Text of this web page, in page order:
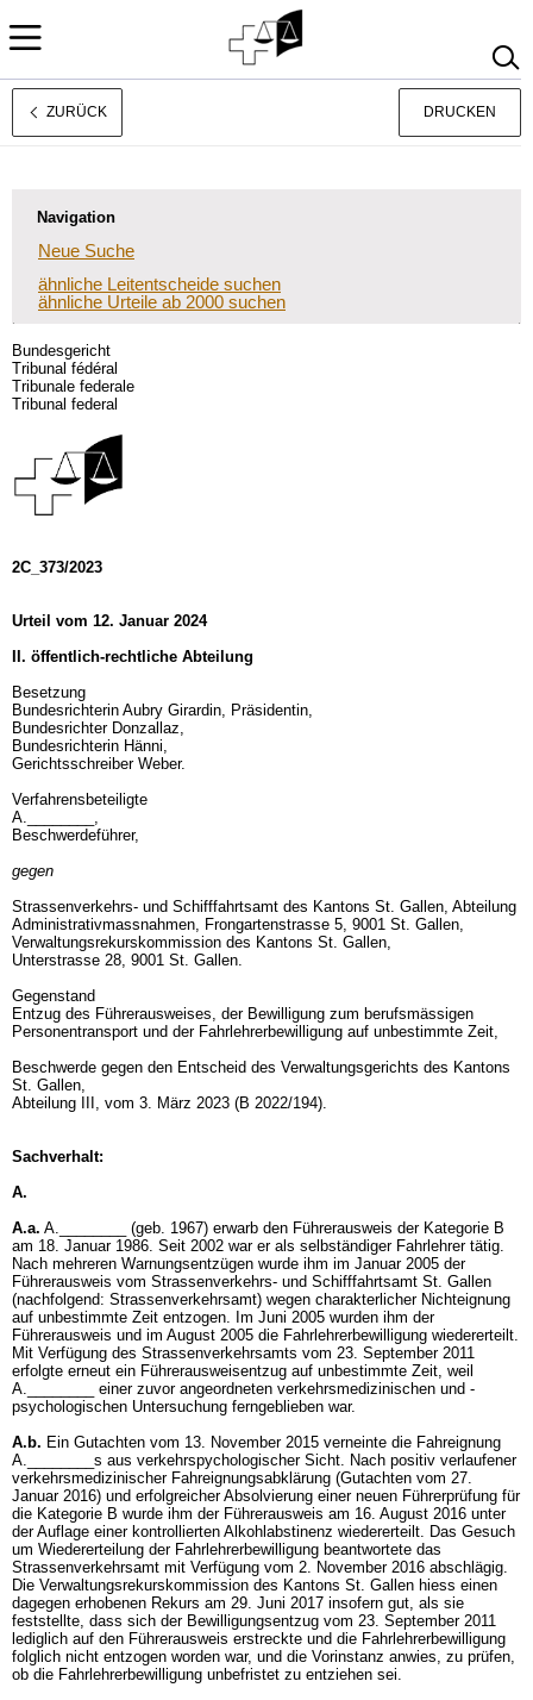
Français
ZURÜCK DRUCKEN
Navigation
Neue Suche
ähnliche Leitentscheide suchen
ähnliche Urteile ab 2000 suchen
Bundesgericht
Tribunal fédéral
Tribunale federale
Tribunal federal
2C_373/2023
Urteil vom 12. Januar 2024
II. öffentlich-rechtliche Abteilung
Besetzung
Bundesrichterin Aubry Girardin, Präsidentin,
Bundesrichter Donzallaz,
Bundesrichterin Hänni,
Gerichtsschreiber Weber.
Verfahrensbeteiligte
A.________,
Beschwerdeführer,
gegen
Strassenverkehrs- und Schifffahrtsamt des Kantons St. Gallen, Abteilung
Administrativmassnahmen, Frongartenstrasse 5, 9001 St. Gallen,
Verwaltungsrekurskommission des Kantons St. Gallen,
Unterstrasse 28, 9001 St. Gallen.
Gegenstand
Entzug des Führerausweises, der Bewilligung zum berufsmässigen
Personentransport und der Fahrlehrerbewilligung auf unbestimmte Zeit,
Beschwerde gegen den Entscheid des Verwaltungsgerichts des Kantons
St. Gallen,
Abteilung III, vom 3. März 2023 (B 2022/194).
Sachverhalt:
A.
A.a. A.________ (geb. 1967) erwarb den Führerausweis der Kategorie B
am 18. Januar 1986. Seit 2002 war er als selbständiger Fahrlehrer tätig.
Nach mehreren Warnungsentzügen wurde ihm im Januar 2005 der
Führerausweis vom Strassenverkehrs- und Schifffahrtsamt St. Gallen
(nachfolgend: Strassenverkehrsamt) wegen charakterlicher Nichteignung
auf unbestimmte Zeit entzogen. Im Juni 2005 wurden ihm der
Führerausweis und im August 2005 die Fahrlehrerbewilligung wiedererteilt.
Mit Verfügung des Strassenverkehrsamts vom 23. September 2011
erfolgte erneut ein Führerausweisentzug auf unbestimmte Zeit, weil
A.________ einer zuvor angeordneten verkehrsmedizinischen und -
psychologischen Untersuchung ferngeblieben war.
A.b. Ein Gutachten vom 13. November 2015 verneinte die Fahreignung
A.________s aus verkehrspychologischer Sicht. Nach positiv verlaufener
verkehrsmedizinischer Fahreignungsabklärung (Gutachten vom 27.
Januar 2016) und erfolgreicher Absolvierung einer neuen Führerprüfung für
die Kategorie B wurde ihm der Führerausweis am 16. August 2016 unter
der Auflage einer kontrollierten Alkohlabstinenz wiedererteilt. Das Gesuch
um Wiedererteilung der Fahrlehrerbewilligung beantwortete das
Strassenverkehrsamt mit Verfügung vom 2. November 2016 abschlägig.
Die Verwaltungsrekurskommission des Kantons St. Gallen hiess einen
dagegen erhobenen Rekurs am 29. Juni 2017 insofern gut, als sie
feststellte, dass sich der Bewilligungsentzug vom 23. September 2011
lediglich auf den Führerausweis erstreckte und die Fahrlehrerbewilligung
folglich nicht entzogen worden war, und die Vorinstanz anwies, zu prüfen,
ob die Fahrlehrerbewilligung unbefristet zu entziehen sei.